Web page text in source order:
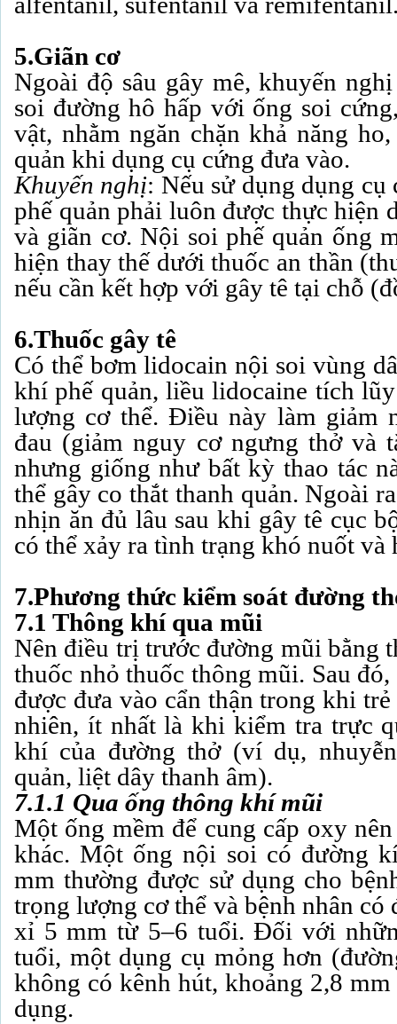
5.Giãn cơ
Ngoài độ sâu gây mê, khuyến
soi đường hô hấp với ống soi
vật, nhằm ngăn chặn khả năng
quản khi dụng cụ cứng đưa vào.
Khuyến nghị: Nếu sử dụng dụng
phế quản phải luôn được thực hiện
và giãn cơ. Nội soi phế quản ống
hiện thay thế dưới thuốc an thần
nếu cần kết hợp với gây tê tại chỗ
6.Thuốc gây tê
Có thể bơm lidocain nội soi vùng
khí phế quản, liều lidocaine tích
lượng cơ thể. Điều này làm giảm
đau (giảm nguy cơ ngưng thở và
nhưng giống như bất kỳ thao tác
thể gây co thắt thanh quản. Ngoài
nhịn ăn đủ lâu sau khi gây tê cục
có thể xảy ra tình trạng khó nuốt và
7.Phương thức kiểm soát đường
7.1 Thông khí qua mũi
Nên điều trị trước đường mũi bằng
thuốc nhỏ thuốc thông mũi. Sau
được đưa vào cẩn thận trong khi
nhiên, ít nhất là khi kiểm tra trực
khí của đường thở (ví dụ,
quản, liệt dây thanh âm).
7.1.1 Qua ống thông khí mũi
Một ống mềm để cung cấp oxy
khác. Một ống nội soi có đường
mm thường được sử dụng cho
trọng lượng cơ thể và bệnh nhân
xỉ 5 mm từ 5–6 tuổi. Đối với
tuổi, một dụng cụ mỏng hơn
không có kênh hút, khoảng 2,8
dụng.